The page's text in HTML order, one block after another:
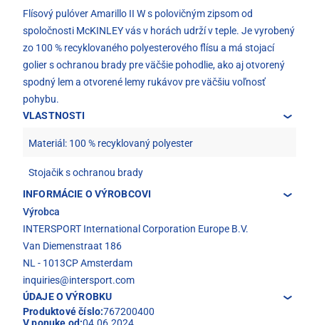
Flísový pulóver Amarillo II W s polovičným zipsom od
spoločnosti McKINLEY vás v horách udrží v teple. Je vyrobený
zo 100 % recyklovaného polyesterového flísu a má stojací
golier s ochranou brady pre väčšie pohodlie, ako aj otvorený
spodný lem a otvorené lemy rukávov pre väčšiu voľnosť
pohybu.
VLASTNOSTI
Materiál: 100 % recyklovaný polyester
Stojačik s ochranou brady
INFORMÁCIE O VÝROBCOVI
Výrobca
INTERSPORT International Corporation Europe B.V.
Van Diemenstraat 186
NL - 1013CP Amsterdam
inquiries@intersport.com
ÚDAJE O VÝROBKU
Produktové číslo:767200400
V ponuke od:04.06.2024